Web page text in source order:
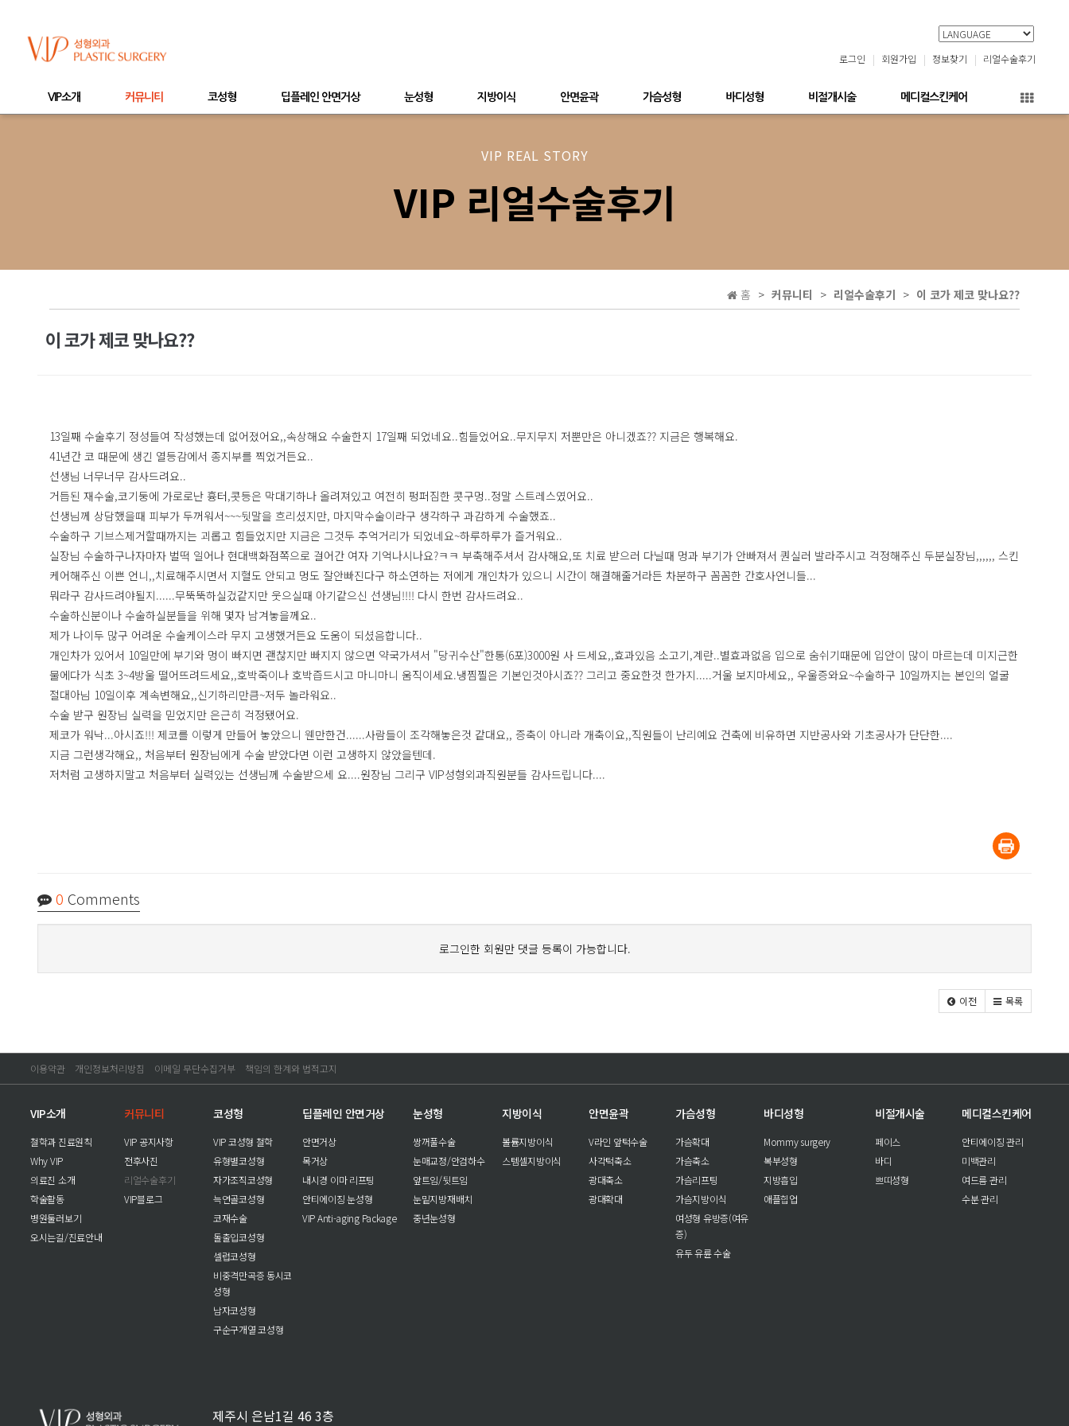
로그인 회원가입 정보찾기 리얼수술후기
VIP소개 커뮤니티 코성형 딥플레인 안면거상 눈성형 지방이식 안면윤곽 가슴성형 바디성형 비절개시술 메디컬스킨케어
VIP REAL STORY
VIP 리얼수술후기
홈 커뮤니티 리얼수술후기 이 코가 제코 맞나요??
이 코가 제코 맞나요??
13일째 수술후기 정성들여 작성했는데 없어졌어요,,속상해요 수술한지 17일째 되었네요..힘들었어요..무지무지 저뿐만은 아니겠죠?? 지금은 행복해요.
41년간 코 때문에 생긴 열등감에서 종지부를 찍었거든요..
선생님 너무너무 감사드려요..
거듭된 재수술,코기둥에 가로로난 흉터,콧등은 막대기하나 올려져있고 여전히 펑퍼짐한 콧구멍..정말 스트레스였어요..
선생님께 상담했을때 피부가 두꺼워서~~~뒷말을 흐리셨지만, 마지막수술이라구 생각하구 과감하게 수술했죠..
수술하구 기브스제거할때까지는 괴롭고 힘들었지만 지금은 그것두 추억거리가 되었네요~하루하루가 즐거워요..
실장님 수술하구나자마자 벌떡 일어나 현대백화점쪽으로 걸어간 여자 기억나시나요?ㅋㅋ 부축해주셔서 감사해요,또 치료 받으러 다닐때 멍과 부기가 안빠져서 퀀실러 발라주시고 걱정해주신 두분실장님,,,,,, 스킨
케어해주신 이쁜 언니,,치료해주시면서 지혈도 안되고 멍도 잘안빠진다구 하소연하는 저에게 개인차가 있으니 시간이 해결해줄거라든 차분하구 꼼꼼한 간호사언니들...
뭐라구 감사드려야될지......무뚝뚝하실겄같지만 웃으실때 아기같으신 선생님!!!! 다시 한번 감사드려요..
수술하신분이나 수술하실분들을 위해 몇자 남겨놓을께요..
제가 나이두 많구 어려운 수술케이스라 무지 고생했거든요 도움이 되셨음합니다..
개인차가 있어서 10일만에 부기와 멍이 빠지면 괜찮지만 빠지지 않으면 약국가셔서 "당귀수산"한통(6포)3000원 사 드세요,,효과있음 소고기,계란..별효과없음 입으로 숨쉬기때문에 입안이 많이 마르는데 미지근한
물에다가 식초 3~4방울 떨어뜨려드세요,,호박죽이나 호박즙드시고 마니마니 움직이세요.냉찜찔은 기본인것아시죠?? 그리고 중요한것 한가지.....거울 보지마세요,, 우울증와요~수술하구 10일까지는 본인의 얼굴
절대아님 10일이후 계속변해요,,신기하리만큼~저두 놀라워요..
수술 받구 원장님 실력을 믿었지만 은근히 걱정됐어요.
제코가 워낙...아시죠!!! 제코를 이렇게 만들어 놓았으니 웬만한건......사람들이 조각해놓은것 같대요,, 증축이 아니라 개축이요,,직원들이 난리예요 건축에 비유하면 지반공사와 기초공사가 단단한....
지금 그런생각해요,, 처음부터 원장님에게 수술 받았다면 이런 고생하지 않았을텐데.
저처럼 고생하지말고 처음부터 실력있는 선생님께 수술받으세 요....원장님 그리구 VIP성형외과직원분들 감사드립니다....
0 Comments
로그인한 회원만 댓글 등록이 가능합니다.
이전 목록
이용약관 개인정보처리방침 이메일 무단수집거부 책임의 한계와 법적고지
VIP소개
철학과 진료원칙
Why VIP
의료진 소개
학술활동
병원둘러보기
오시는길/진료안내
커뮤니티
VIP 공지사항
전후사진
리얼수술후기
VIP블로그
코성형
VIP 코성형 철학
유형별코성형
자가조직코성형
늑연골코성형
코재수술
돌출입코성형
셀럽코성형
비중격만곡증 동시코
성형
남자코성형
구순구개열 코성형
딥플레인 안면거상
안면거상
목거상
내시경 이마 리프팅
안티에이징 눈성형
VIP Anti-aging Package
눈성형
쌍꺼풀수술
눈매교정/안검하수
앞트임/뒷트임
눈밑지방재배치
중년눈성형
지방이식
볼륨지방이식
스템셀지방이식
안면윤곽
V라인 앞턱수술
사각턱축소
광대축소
광대확대
가슴성형
가슴확대
가슴축소
가슴리프팅
가슴지방이식
여성형 유방증(여유
증)
유두 유륜 수술
바디성형
Mommy surgery
복부성형
지방흡입
애플힙업
비절개시술
페이스
바디
쁘띠성형
메디컬스킨케어
안티에이징 관리
미백관리
여드름 관리
수분 관리
제주시 은남1길 46 3층